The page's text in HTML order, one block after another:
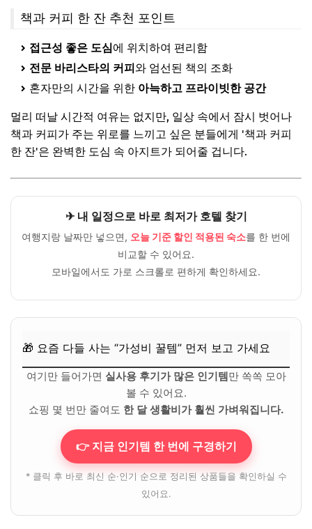
책과 커피 한 잔 추천 포인트
접근성 좋은 도심에 위치하여 편리함
전문 바리스타의 커피와 엄선된 책의 조화
혼자만의 시간을 위한 아늑하고 프라이빗한 공간
멀리 떠날 시간적 여유는 없지만, 일상 속에서 잠시 벗어나
책과 커피가 주는 위로를 느끼고 싶은 분들에게 '책과 커피
한 잔'은 완벽한 도심 속 아지트가 되어줄 겁니다.
✈ 내 일정으로 바로 최저가 호텔 찾기
여행지랑 날짜만 넣으면, 오늘 기준 할인 적용된 숙소를 한 번에
비교할 수 있어요.
모바일에서도 가로 스크롤로 편하게 확인하세요.
🎁 요즘 다들 사는 “가성비 꿀템” 먼저 보고 가세요
여기만 들어가면 실사용 후기가 많은 인기템만 쏙쏙 모아
볼 수 있어요.
쇼핑 몇 번만 줄여도 한 달 생활비가 훨씬 가벼워집니다.
👉 지금 인기템 한 번에 구경하기
* 클릭 후 바로 최신 순·인기 순으로 정리된 상품들을 확인하실 수
있어요.